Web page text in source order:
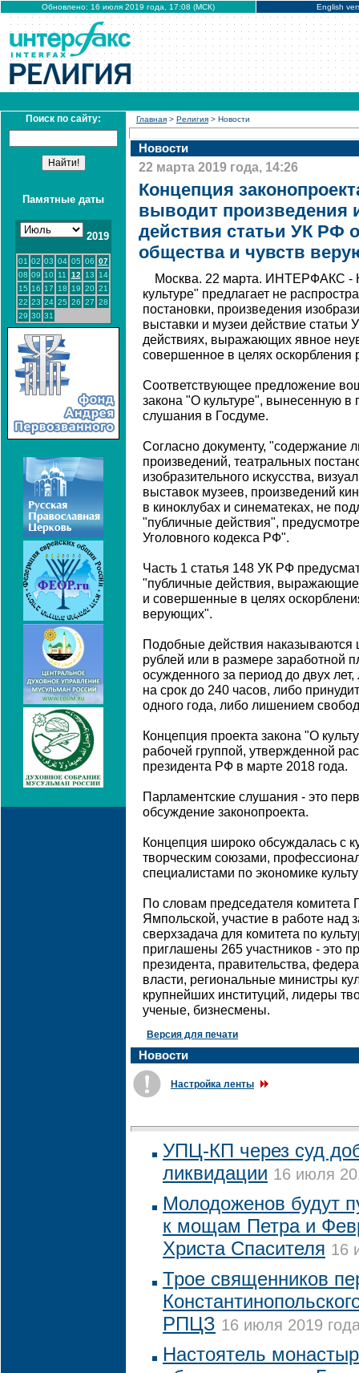
Обновлено: 16 июля 2019 года, 17:08 (МСК) English
Поиск по сайту:
Памятные даты
2019
01 02 03 04 05 06 07
08 09 10 11 12 13
14
15 16 17 18 19 20 21
22 23 24 25 26 27 28
29 30 31
Главная > Религия > Новости
Новости
22 марта 2019 года, 14:26
Концепция
выводит произведения
действия статьи УК РФ
общества и чувств
Москва. 22 марта. ИНТЕРФАКС -
культуре" предлагает не
постановки, произведения
выставки и музеи действие статьи
действиях, выражающих явное
совершенное в целях оскорбления
Соответствующее предложение
закона "О культуре", вынесенную в
слушания в Госдуме.
Согласно документу, "содержание
произведений, театральных
изобразительного искусства,
выставок музеев, произведений
в киноклубах и синематеках, не
"публичные действия",
Уголовного кодекса РФ".
Часть 1 статья 148 УК РФ
"публичные действия,
и совершенные в целях
верующих".
Подобные действия
рублей или в размере заработной
осужденного за период до двух
на срок до 240 часов, либо
одного года, либо лишением
Концепция проекта закона "О
рабочей группой, утвержденной
президента РФ в марте 2018 года.
Парламентские слушания - это
обсуждение законопроекта.
Концепция широко обсуждалась с
творческим союзами,
специалистами по экономике
По словам председателя комитета
Ямпольской, участие в работе над
сверхзадача для комитета по
приглашены 265 участников - это
президента, правительства,
власти, региональные министры
крупнейших институций, лидеры
ученые, бизнесмены.
Версия для печати
Новости
Настройка ленты
УПЦ-КП через суд
ликвидации 16 июля
Молодоженов будут
к мощам Петра и
Христа Спасителя 16
Трое священников
РПЦЗ 16 июля 2019
Настоятель